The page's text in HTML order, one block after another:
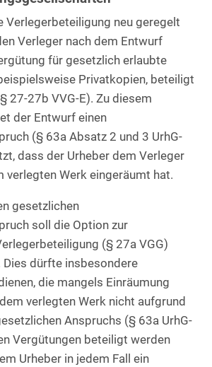
Verlegerbeteiligung neu geregelt
Verleger nach dem Entwurf
für gesetzlich erlaubte
Privatkopien, beteiligt
27-27b VVG-E). Zu diesem
der Entwurf einen
(§ 63a Absatz 2 und 3 UrhG-
dass der Urheber dem Verleger
verlegten Werk eingeräumt hat.
gesetzlichen
soll die Option zur
(§ 27a VGG)
Dies dürfte insbesondere
die mangels Einräumung
verlegten Werk nicht aufgrund
Anspruchs (§ 63a UrhG-
Vergütungen beteiligt werden
Urheber in jedem Fall ein